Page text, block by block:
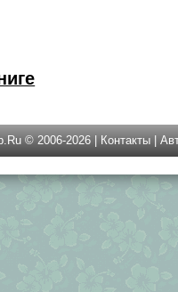
© 2006-2026 | Контакты |